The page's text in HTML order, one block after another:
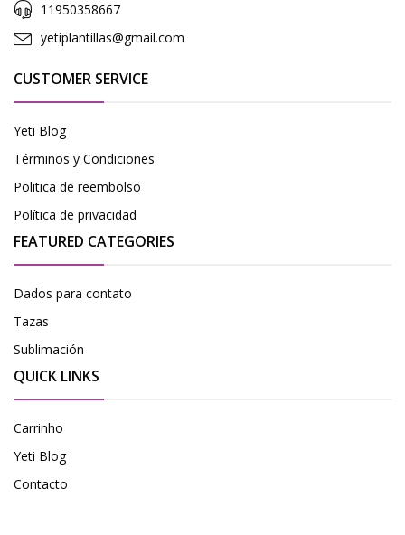
11950358667
yetiplantillas@gmail.com
CUSTOMER SERVICE
Yeti Blog
Términos y Condiciones
Politica de reembolso
Política de privacidad
FEATURED CATEGORIES
Dados para contato
Tazas
Sublimación
QUICK LINKS
Carrinho
Yeti Blog
Contacto